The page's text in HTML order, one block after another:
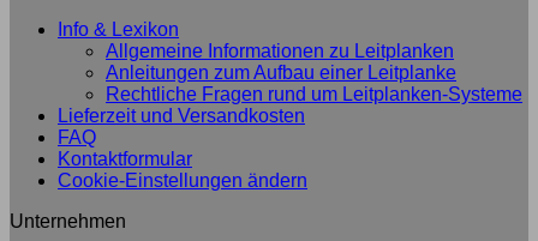
Info & Lexikon
Allgemeine Informationen zu Leitplanken
Anleitungen zum Aufbau einer Leitplanke
Rechtliche Fragen rund um Leitplanken-Systeme
Lieferzeit und Versandkosten
FAQ
Kontaktformular
Cookie-Einstellungen ändern
Unternehmen